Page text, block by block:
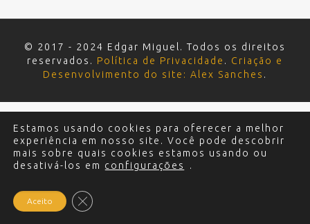
© 2017 - 2024 Edgar Miguel. Todos os direitos
reservados. Política de Privacidade . Criação e
Desenvolvimento do site: Alex Sanches .
Estamos usando cookies para oferecer a melhor
experiência em nosso site. Você pode descobrir
mais sobre quais cookies estamos usando ou
desativá-los em configurações .
Aceito Close GDPR Cookie Banner